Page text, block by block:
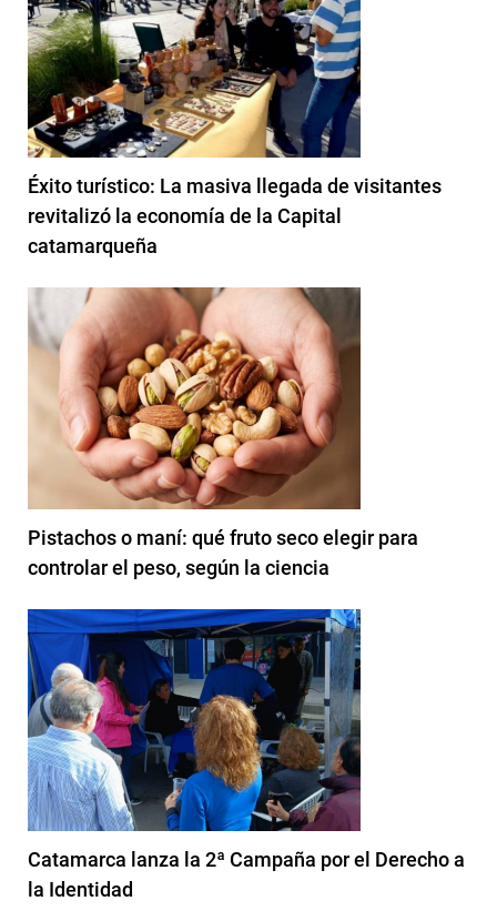
Éxito turístico: La masiva llegada de visitantes
revitalizó la economía de la Capital
catamarqueña
Pistachos o maní: qué fruto seco elegir para
controlar el peso, según la ciencia
Catamarca lanza la 2ª Campaña por el Derecho a
la Identidad